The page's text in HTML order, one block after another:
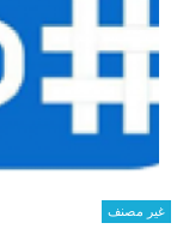
غير مصنف